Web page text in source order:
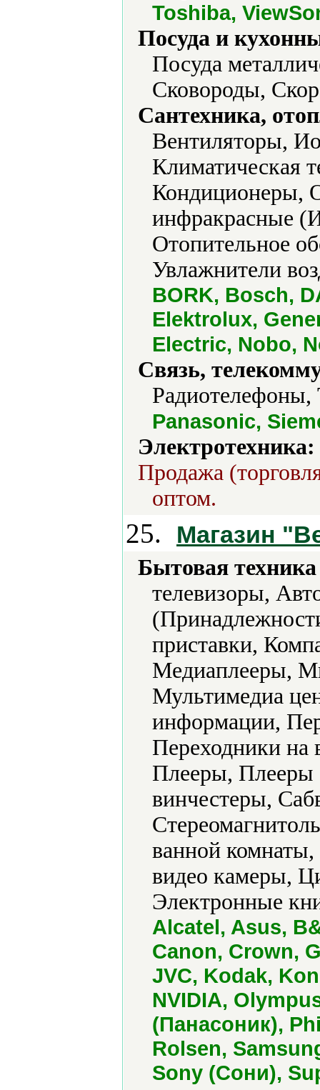
Toshiba,
Посуда и
Посуда
Сковороды,
Сантехника,
Вентиляторы,
Климатическая
Кондиционеры,
инфракрасные
Отопительное
Увлажнители
BORK, Bosch,
Elektrolux,
Electric, Nobo,
Связь,
Panasonic,
Электротехника:
Продажа
оптом.
25. Магазин
Бытовая
телевизоры,
приставки,
Медиаплееры,
Мультимедиа
информации,
Переходники на
Плееры, Плееры
винчестеры,
ванной
видео камеры,
Электронные
Alcatel, Asus,
Canon, Crown,
JVC, Kodak,
NVIDIA,
(Панасоник),
Rolsen,
Sony (Сони),